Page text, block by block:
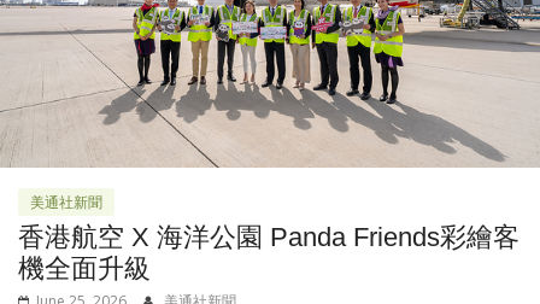
美通社新聞
香港航空 X 海洋公園 Panda Friends彩繪客
機全面升級